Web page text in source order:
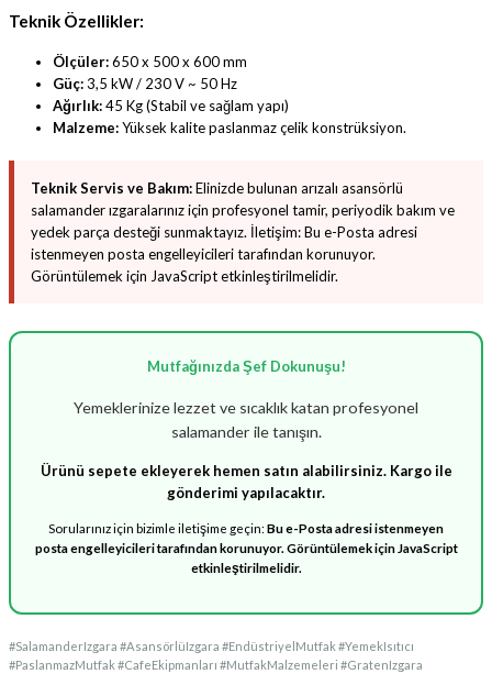
Teknik Özellikler:
Ölçüler:650 x 500 x 600 mm
Güç:3,5 kW / 230 V ~ 50 Hz
Ağırlık:45 Kg (Stabil ve sağlam yapı)
Malzeme:Yüksek kalite paslanmaz çelik konstrüksiyon.
Teknik Servis ve Bakım:Elinizde bulunan arızalı asansörlü
salamander ızgaralarınız için profesyonel tamir, periyodik bakım ve
yedek parça desteği sunmaktayız. İletişim:Bu e-Posta adresi
istenmeyen posta engelleyicileri tarafından korunuyor.
Görüntülemek için JavaScript etkinleştirilmelidir.
Mutfağınızda Şef Dokunuşu!
Yemeklerinize lezzet ve sıcaklık katan profesyonel
salamander ile tanışın.
Ürünü sepete ekleyerek hemen satın alabilirsiniz. Kargo ile
gönderimi yapılacaktır.
Sorularınız için bizimle iletişime geçin:Bu e-Posta adresi istenmeyen
posta engelleyicileri tarafından korunuyor. Görüntülemek için JavaScript
etkinleştirilmelidir.
#SalamanderIzgara #AsansörlüIzgara #EndüstriyelMutfak #YemekIsıtıcı
#PaslanmazMutfak #CafeEkipmanları #MutfakMalzemeleri #GratenIzgara